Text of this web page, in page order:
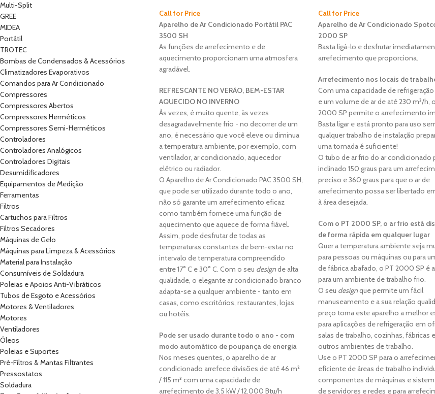
Multi-Split
GREE
MIDEA
Portátil
TROTEC
Bombas de Condensados & Acessórios
Climatizadores Evaporativos
Comandos para Ar Condicionado
Compressores
Compressores Abertos
Compressores Herméticos
Compressores Semi-Herméticos
Controladores
Controladores Analógicos
Controladores Digitais
Desumidificadores
Equipamentos de Medição
Ferramentas
Filtros
Cartuchos para Filtros
Filtros Secadores
Máquinas de Gelo
Máquinas para Limpeza & Acessórios
Material para Instalação
Consumíveis de Soldadura
Poleias e Apoios Anti-Vibráticos
Tubos de Esgoto e Acessórios
Motores & Ventiladores
Motores
Ventiladores
Óleos
Poleias e Suportes
Pré-Filtros & Mantas Filtrantes
Pressostatos
Soldadura
Call for Price
Aparelho de Ar Condicionado Portátil PAC
3500 SH
As funções de arrefecimento e de
aquecimento proporcionam uma atmosfera
agradável.
REFRESCANTE NO VERÃO, BEM-ESTAR
AQUECIDO NO INVERNO
Às vezes, é muito quente, às vezes
desagradavelmente frio - no decorrer de um
ano, é necessário que você eleve ou diminua
a temperatura ambiente, por exemplo, com
ventilador, ar condicionado, aquecedor
elétrico ou radiador.
O Aparelho de Ar Condicionado PAC 3500 SH,
que pode ser utilizado durante todo o ano,
não só garante um arrefecimento eficaz
como também fornece uma função de
aquecimento que aquece de forma fiável.
Assim, pode desfrutar de todas as
temperaturas constantes de bem-estar no
intervalo de temperatura compreendido
entre 17° C e 30° C. Com o seu designde alta
qualidade, o elegante ar condicionado branco
adapta-se a qualquer ambiente - tanto em
casas, como escritórios, restaurantes, lojas
ou hotéis.
Pode ser usado durante todo o ano - com
modo automático de poupança de energia
Nos meses quentes, o aparelho de ar
condicionado arrefece divisões de até 46 m²
/ 115 m³ com uma capacidade de
arrefecimento de 3,5 kW / 12.000 Btu/h
Call for Price
Aparelho de Ar Condicionado
2000 SP
Basta ligá-lo e desfrutar
arrefecimento que proporciona.
Arrefecimento nos locais de
Com uma capacidade de refrigeração
e um volume de ar de até 230 m³/h,
2000 SP permite o arrefecimento
Basta ligar e está pronto para uso
qualquer trabalho de instalação
uma tomada é suficiente!
O tubo de ar frio do ar condicionado
inclinado 150 graus para um
preciso e 360 graus para que o ar de
arrefecimento possa ser libertado
à área desejada.
Com o PT 2000 SP, o ar frio está
de forma rápida em qualquer lugar
Quer a temperatura ambiente seja
para pessoas ou máquinas ou para
de fábrica abafado, o PT 2000 SP é
para um ambiente de trabalho frio.
O seu designque permite um fácil
manuseamento e a sua relação
preço torna este aparelho a melhor
para aplicações de refrigeração em
salas de trabalho, cozinhas, fábricas
outros ambientes de trabalho.
Use o PT 2000 SP para o
eficiente de áreas de trabalho
componentes de máquinas e
de servidores e redes e para